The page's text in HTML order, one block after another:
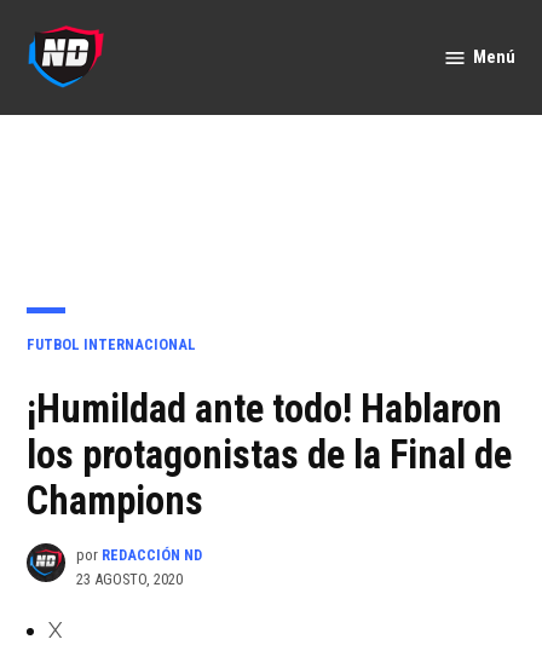
contenido
Menú
PUBLICADO
FUTBOL INTERNACIONAL
¡Humildad ante todo! Hablaron
los protagonistas de la Final de
Champions
por REDACCIÓN ND
23 AGOSTO, 2020
X